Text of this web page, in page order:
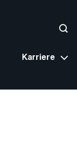
Karriere